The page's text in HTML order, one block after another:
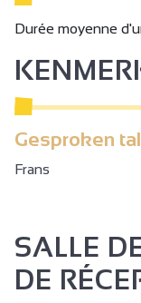
Durée moyenne
Gesproken
Frans
SALLE
DE